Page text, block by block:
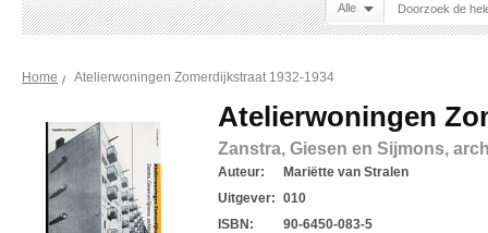
Alle
Home Atelierwoningen Zomerdijkstraat 1932-1934
Atelierwoningen
Zanstra, Giesen en Sijmons,
Auteur:
Mariëtte van Stralen
Uitgever: 010
ISBN:
90-6450-083-5